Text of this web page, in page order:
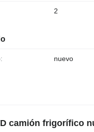
2
nuevo
camión frigorífico